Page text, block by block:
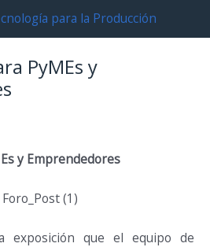
PyMEs y
y Emprendedores
exposición que el equipo de